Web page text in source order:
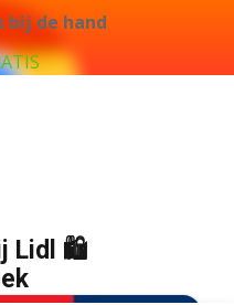
de hand
Lidl 🛍️